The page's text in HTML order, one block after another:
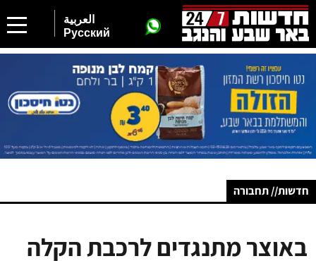
العربية
Русский
חדשות// תחבורה
באוצר מתנגדים לרכבת הקלה